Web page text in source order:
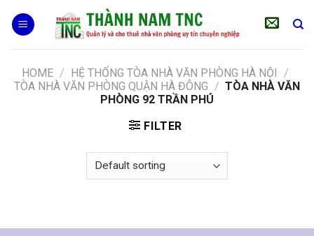
HOME / HỆ THỐNG TÒA NHÀ VĂN PHÒNG HÀ NỘI
/
TÒA NHÀ VĂN PHÒNG QUẬN HÀ ĐÔNG / TÒA NHÀ VĂN
PHÒNG 92 TRẦN PHÚ
FILTER